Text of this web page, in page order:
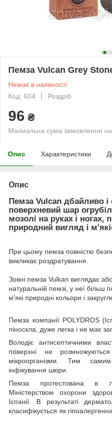
Пемза Vulcan Grey
Немає в наявності
Код: 604
Роздріб
96 ₴
Мінімальна сума замовлення
Опис Характеристики
Опис
Пемза Vulcan дбайливо
поверхневий шар
мозолі на руках і ногах,
природний вигляд і
При цьому пемза повністю
викликає роздратування.
Зовні пемза Vulkan виглядає
натуральній пемзі, у неї більш
м'які природні кольори і
Пемза компанії POLYDROS
піноскла, дуже легка і не має
Володіє антисептичними
поверхні не
мікроорганізми. Тим
інфікування шкіри.
Пемза протестована в
Міністерством охорони
Іспанії. В результаті
класифікується як